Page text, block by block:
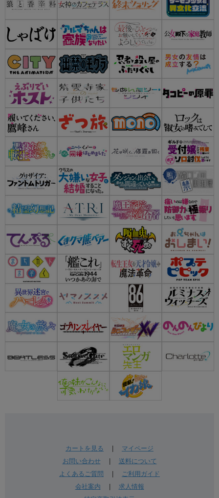
カートを見る
マイページ
お問い合わせ| 送料について
よくあるご質問
ご利用ガイド
会社案内
求人情報